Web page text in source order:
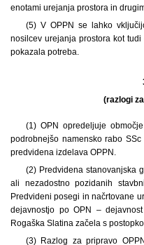
enotami urejanja prostora in
(5) V OPPN se lahko
nosilcev urejanja prostora kot
pokazala potreba.
(razlogi
(1) OPN opredeljuje
podrobnejšo namensko rabo
predvidena izdelava OPPN.
(2) Predvidena stanovanjska
ali nezadostno pozidanih
Predvideni posegi in načrtovane
dejavnostjo po OPN –
Rogaška Slatina začela s
(3) Razlog za pripravo